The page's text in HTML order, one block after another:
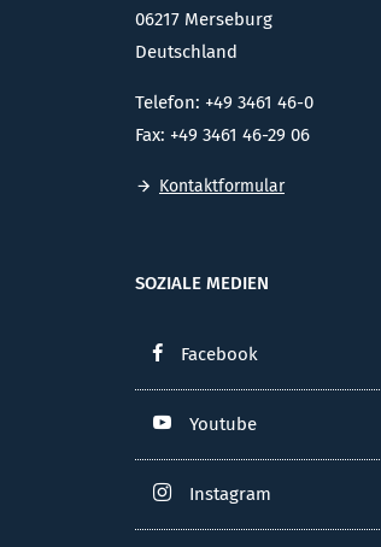
06217 Merseburg
Deutschland
Telefon: +49 3461 46-0
Fax: +49 3461 46-29 06
Kontaktformular
SOZIALE MEDIEN
Facebook
Youtube
Instagram